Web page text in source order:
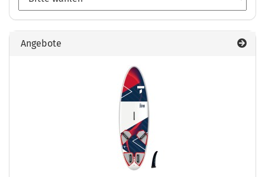
Angebote